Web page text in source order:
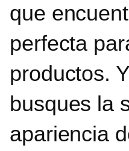
que
perfecta
productos.
busques la
apariencia